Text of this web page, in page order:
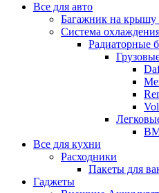
Все для авто
Багажник на крышу
Система
Радиаторные
Все для кухни
Расходники
Пакеты для
Гаджеты